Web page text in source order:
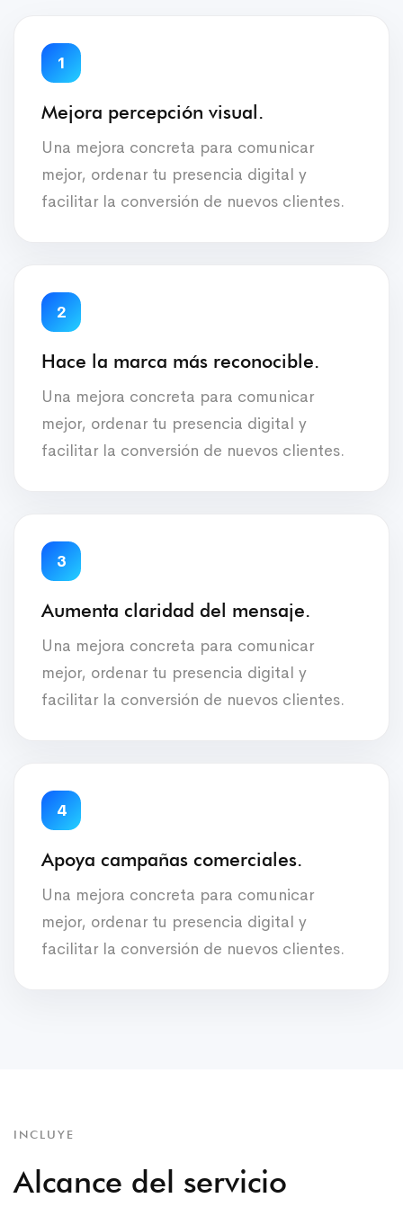
1
Mejora percepción visual.
Una mejora concreta para comunicar
mejor, ordenar tu presencia digital y
facilitar la conversión de nuevos clientes.
2
Hace la marca más reconocible.
Una mejora concreta para comunicar
mejor, ordenar tu presencia digital y
facilitar la conversión de nuevos clientes.
3
Aumenta claridad del mensaje.
Una mejora concreta para comunicar
mejor, ordenar tu presencia digital y
facilitar la conversión de nuevos clientes.
4
Apoya campañas comerciales.
Una mejora concreta para comunicar
mejor, ordenar tu presencia digital y
facilitar la conversión de nuevos clientes.
INCLUYE
Alcance del servicio